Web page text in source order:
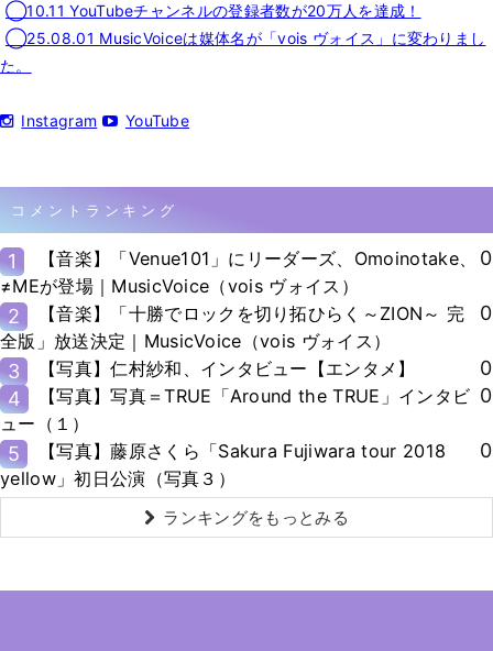
◯10.11 YouTubeチャンネルの登録者数が20万人を達成！
◯25.08.01 MusicVoiceは媒体名が「vois ヴォイス」に変わりまし
た。
Instagram YouTube
コメントランキング
1
【音楽】「Venue101」にリーダーズ、Omoinotake、
≠MEが登場｜MusicVoice（vois ヴォイス）
0
2
【音楽】「十勝でロックを切り拓ひらく～ZION～ 完
全版」放送決定｜MusicVoice（vois ヴォイス）
0
3 【写真】仁村紗和、インタビュー【エンタメ】
0
4
【写真】写真＝TRUE「Around the TRUE」インタビ
ュー（１）
0
5
【写真】藤原さくら「Sakura Fujiwara tour 2018
yellow」初日公演（写真３）
0
ランキングをもっとみる